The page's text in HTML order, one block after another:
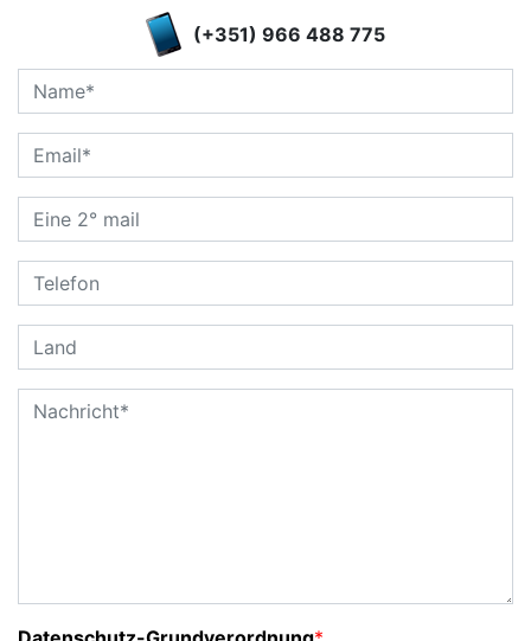
(+351) 966 488 775